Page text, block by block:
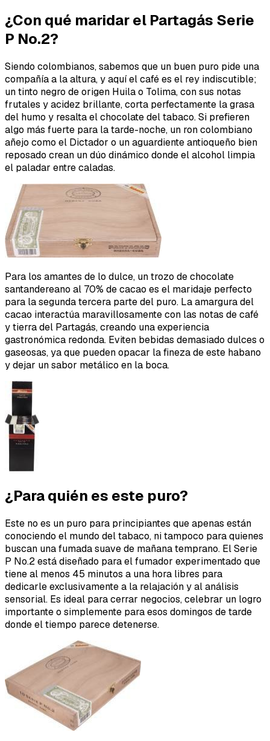
¿Con qué maridar el Partagás Serie
P No.2?
Siendo colombianos, sabemos que un buen puro pide una
compañía a la altura, y aquí el café es el rey indiscutible;
un tinto negro de origen Huila o Tolima, con sus notas
frutales y acidez brillante, corta perfectamente la grasa
del humo y resalta el chocolate del tabaco. Si prefieren
algo más fuerte para la tarde-noche, un ron colombiano
añejo como el Dictador o un aguardiente antioqueño bien
reposado crean un dúo dinámico donde el alcohol limpia
el paladar entre caladas.
Para los amantes de lo dulce, un trozo de chocolate
santandereano al 70% de cacao es el maridaje perfecto
para la segunda tercera parte del puro. La amargura del
cacao interactúa maravillosamente con las notas de café
y tierra del Partagás, creando una experiencia
gastronómica redonda. Eviten bebidas demasiado dulces o
gaseosas, ya que pueden opacar la fineza de este habano
y dejar un sabor metálico en la boca.
¿Para quién es este puro?
Este no es un puro para principiantes que apenas están
conociendo el mundo del tabaco, ni tampoco para quienes
buscan una fumada suave de mañana temprano. El Serie
P No.2 está diseñado para el fumador experimentado que
tiene al menos 45 minutos a una hora libres para
dedicarle exclusivamente a la relajación y al análisis
sensorial. Es ideal para cerrar negocios, celebrar un logro
importante o simplemente para esos domingos de tarde
donde el tiempo parece detenerse.